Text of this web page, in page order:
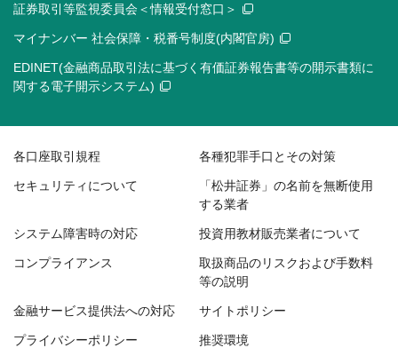
証券取引等監視委員会＜情報受付窓口＞
マイナンバー 社会保障・税番号制度(内閣官房)
EDINET(金融商品取引法に基づく有価証券報告書等の開示書類に
関する電子開示システム)
各口座取引規程 各種犯罪手口とその対策
セキュリティについて
「松井証券」の名前を無断使用
する業者
システム障害時の対応 投資用教材販売業者について
コンプライアンス
取扱商品のリスクおよび手数料
等の説明
金融サービス提供法への対応 サイトポリシー
プライバシーポリシー 推奨環境